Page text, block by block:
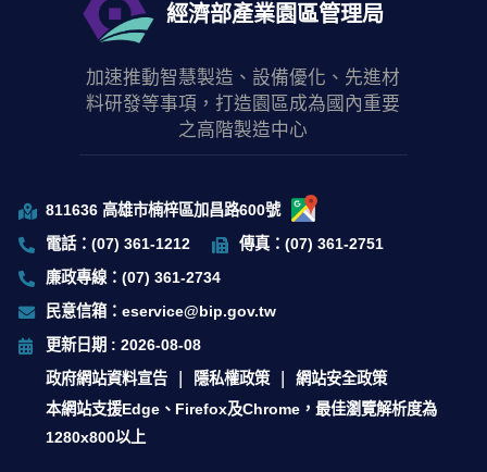
經濟部產業園區管理局
加速推動智慧製造、設備優化、先進材
料研發等事項，打造園區成為國內重要
之高階製造中心
811636 高雄市楠梓區加昌路600號
電話：(07) 361-1212
傳真：(07) 361-2751
廉政專線：(07) 361-2734
民意信箱：eservice@bip.gov.tw
更新日期 : 2026-08-08
政府網站資料宣告
隱私權政策
網站安全政策
本網站支援Edge、Firefox及Chrome，最佳瀏覽解析度為
1280x800以上